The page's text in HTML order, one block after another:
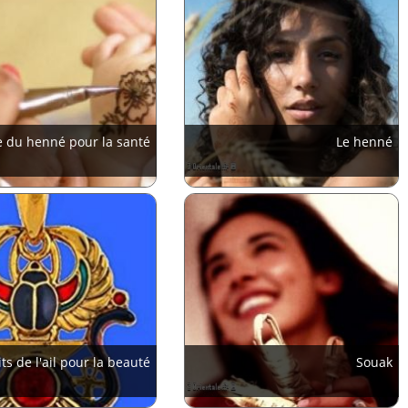
du henné pour la santé Le henné
de l'ail pour la beauté Souak